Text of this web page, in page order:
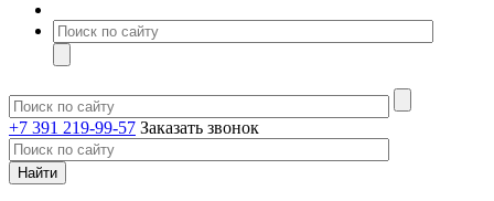
+7 391 219-99-57 Заказать звонок